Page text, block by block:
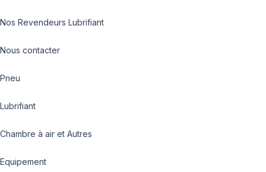
Nos Revendeurs Lubrifiant
Nous contacter
Pneu
Lubrifiant
Chambre à air et Autres
Equipement